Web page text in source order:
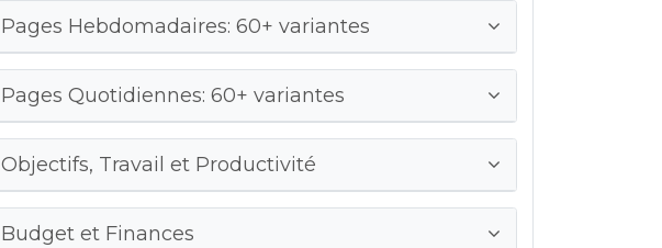
Pages Hebdomadaires: 60+ variantes
Pages Quotidiennes: 60+ variantes
Objectifs, Travail et Productivité
Budget et Finances